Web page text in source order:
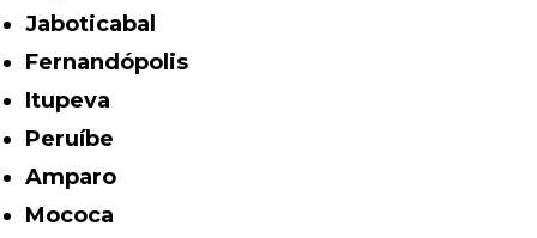
Jaboticabal
Fernandópolis
Itupeva
Peruíbe
Amparo
Mococa